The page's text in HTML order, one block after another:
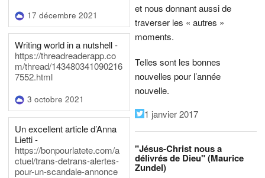
17 décembre 2021
Writing world in a nutshell -
https://threadreaderapp.co
m/thread/143480341090216
7552.html
3 octobre 2021
Un excellent article d’Anna
Lietti -
https://bonpourlatete.com/a
ctuel/trans-detrans-alertes-
pour-un-scandale-annonce
et nous donnant aussi de
traverser les « autres »
moments.
Telles sont les bonnes
nouvelles pour l’année
nouvelle.
1 janvier 2017
"Jésus-Christ nous a
délivrés de Dieu" (Maurice
Zundel)